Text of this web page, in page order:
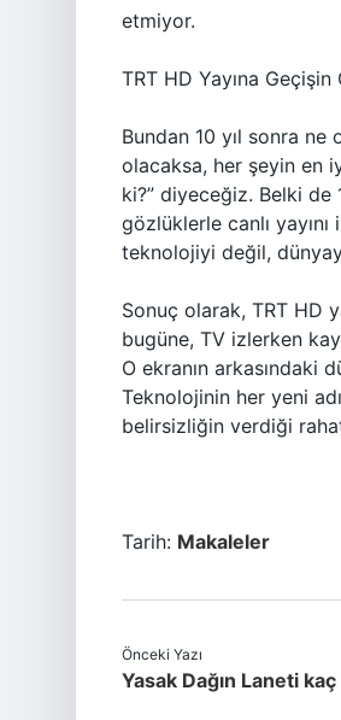
etmiyor.
TRT HD Yayına Geçişin
Bundan 10 yıl sonra
olacaksa, her şeyin en
ki?” diyeceğiz. Belki de
gözlüklerle canlı
teknolojiyi değil,
Sonuç olarak, TRT HD
bugüne, TV izlerken
O ekranın arkasındaki
Teknolojinin her yeni
belirsizliğin verdiği
Tarih: Makaleler
Önceki Yazı
Yasak Dağın Laneti